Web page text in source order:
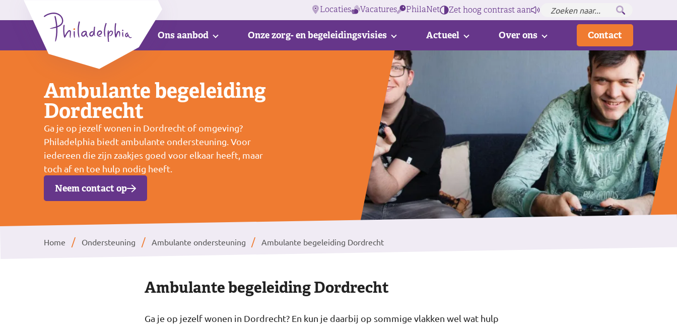
Locaties Vacatures PhilaNet Zet hoog contrast aan
Ons aanbod Onze zorg- en begeleidingsvisies Actueel Over ons Contact
Ambulante begeleiding
Dordrecht
Ga je op jezelf wonen in Dordrecht of omgeving?
Philadelphia biedt ambulante ondersteuning. Voor
iedereen die zijn zaakjes goed voor elkaar heeft, maar
toch af en toe hulp nodig heeft.
Neem contact op
Home Ondersteuning Ambulante ondersteuning Ambulante begeleiding Dordrecht
Ambulante begeleiding Dordrecht
Ga je op jezelf wonen in Dordrecht? En kun je daarbij op sommige vlakken wel wat hulp